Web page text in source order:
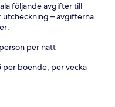
följande avgifter till
– avgifterna
per natt
per boende, per vecka